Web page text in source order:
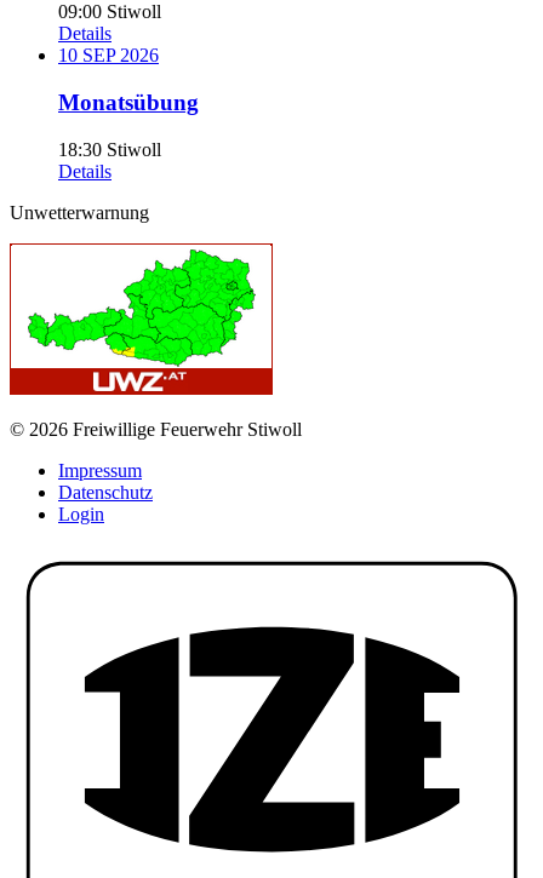
09:00 Stiwoll
Details
10 SEP 2026
Monatsübung
18:30 Stiwoll
Details
Unwetterwarnung
© 2026 Freiwillige Feuerwehr Stiwoll
Impressum
Datenschutz
Login